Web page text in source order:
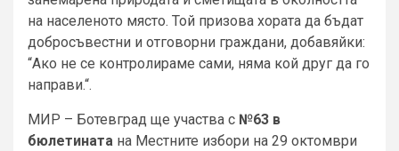
на населеното място. Той призова хората да бъдат
добросъвестни и отговорни граждани, добавяйки:
“Ако не се контролираме сами, няма кой друг да го
направи.“.
МИР – Ботевград ще участва с №63 в
бюлетината на Местните избори на 29 октомври